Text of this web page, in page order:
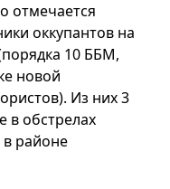
отмечается
оккупантов на
10 ББМ,
новой
Из них 3
в обстрелах
районе